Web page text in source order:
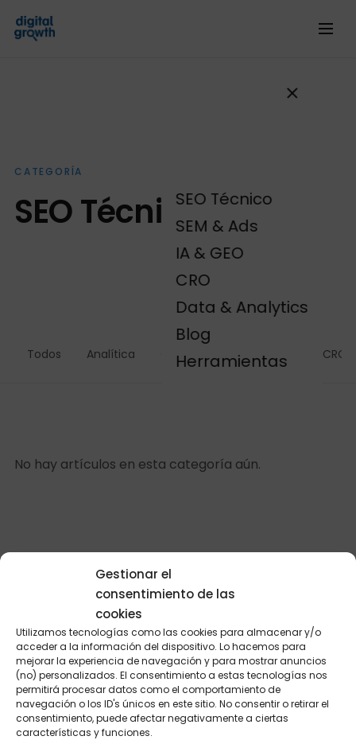
Gestionar el
consentimiento de las
cookies
Utilizamos tecnologías como las cookies para almacenar y/o
acceder a la información del dispositivo. Lo hacemos para
mejorar la experiencia de navegación y para mostrar anuncios
(no) personalizados. El consentimiento a estas tecnologías nos
permitirá procesar datos como el comportamiento de
navegación o los ID's únicos en este sitio. No consentir o retirar el
consentimiento, puede afectar negativamente a ciertas
características y funciones.
SEO Técnico
SEM & Ads
IA & GEO
CRO
Data & Analytics
Blog
Herramientas
CATEGORÍA
SEO Técnico
Todos Analítica Campañas SEM CRO CRO
No hay artículos en esta categoría aún.